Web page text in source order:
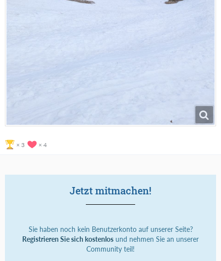
3 4
Jetzt mitmachen!
Sie haben noch kein Benutzerkonto auf unserer Seite?
Registrieren Sie sich kostenlos und nehmen Sie an unserer
Community teil!